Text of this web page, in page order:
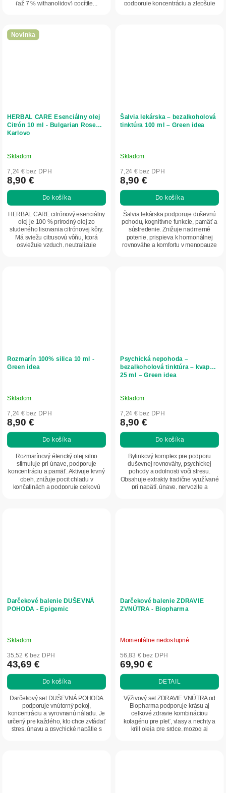
(až 7 % withanolidov) pocítite...
podporuje koncentráciu a zlepšuje
Novinka
HERBAL CARE Esenciálny olej
Citrón 10 ml - Bulgarian Rose
Karlovo
Skladom
7,24 € bez DPH
8,90 €
Do košíka
HERBAL CARE citrónový esenciálny
olej je 100 % prírodný olej zo
studeného lisovania citrónovej kôry.
Má sviežu citrusovú vôňu, ktorá
osviežuje vzduch, neutralizuje
Šalvia lekárska – bezalkoholová
tinktúra 100 ml – Green idea
Skladom
7,24 € bez DPH
8,90 €
Do košíka
Šalvia lekárska podporuje duševnú
pohodu, kognitívne funkcie, pamäť a
sústredenie. Znižuje nadmerné
potenie, prispieva k hormonálnej
rovnováhe a komfortu v menopauze
Rozmarín 100% silica 10 ml -
Green idea
Skladom
7,24 € bez DPH
8,90 €
Do košíka
Rozmarínový éterický olej silno
stimuluje pri únave, podporuje
koncentráciu a pamäť. Aktivuje krvný
obeh, znižuje pocit chladu v
končatinách a podporuje celkovú
Psychická nepohoda –
bezalkoholová tinktúra – kvapky
25 ml – Green idea
Skladom
7,24 € bez DPH
8,90 €
Do košíka
Bylinkový komplex pre podporu
duševnej rovnováhy, psychickej
pohody a odolnosti voči stresu.
Obsahuje extrakty tradične využívané
pri napätí, únave, nervozite a
Darčekové balenie DUŠEVNÁ
POHODA - Epigemic
Skladom
35,52 € bez DPH
43,69 €
Do košíka
Darčekový set DUŠEVNÁ POHODA
podporuje vnútorný pokoj,
koncentráciu a vyrovnanú náladu. Je
určený pre každého, kto chce zvládať
stres, únavu a psychické napätie s
Darčekové balenie ZDRAVIE
ZVNÚTRA - Biopharma
Momentálne nedostupné
56,83 € bez DPH
69,90 €
DETAIL
Výživový set ZDRAVIE VNÚTRA od
Biopharma podporuje krásu aj
celkové zdravie kombináciou
kolagénu pre pleť, vlasy a nechty a
krill oleja pre srdce, mozog aj